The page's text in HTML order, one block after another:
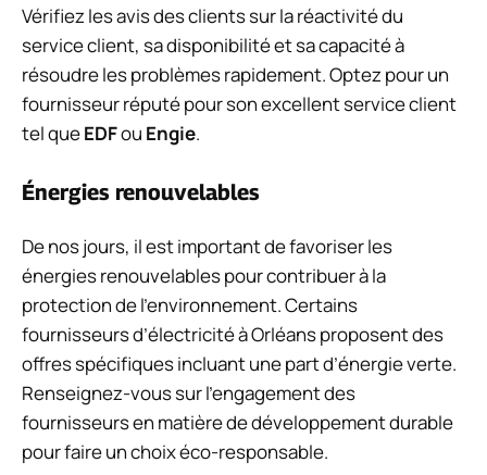
Vérifiez les avis des clients sur la réactivité du
service client, sa disponibilité et sa capacité à
résoudre les problèmes rapidement. Optez pour un
fournisseur réputé pour son excellent service client
tel queEDFou Engie.
Énergies renouvelables
De nos jours, il est important de favoriser les
énergies renouvelables pour contribuer à la
protection de l’environnement. Certains
fournisseurs d’électricité à Orléans proposent des
offres spécifiques incluant une part d’énergie verte.
Renseignez-vous sur l’engagement des
fournisseurs en matière de développement durable
pour faire un choix éco-responsable.